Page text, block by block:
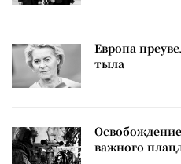
Европа
тыла
важного